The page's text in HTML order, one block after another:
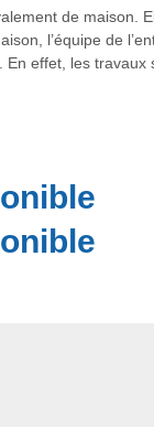
de maison.
l’équipe de
effet, les travaux